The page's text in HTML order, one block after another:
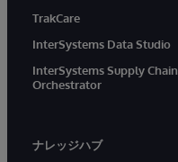
TrakCare
InterSystems Data Studio
InterSystems Supply Chain
Orchestrator
ナレッジハブ